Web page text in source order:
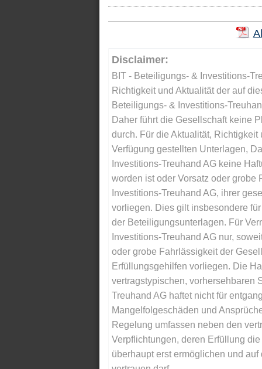
Disclaimer:
BIT - Beteiligungs- & Investitions-
Richtigkeit und Aktualität der auf
Beteiligungs- & Investitions-
Daher führt die Gesellschaft keine
durch. Für die Aktualität,
Verfügung gestellten Unterlagen,
Investitions-Treuhand AG keine
worden ist oder Vorsatz oder
Investitions-Treuhand AG, ihrer
vorliegen. Dies gilt insbesondere
der Beteiligungsunterlagen. Für
Investitions-Treuhand AG nur,
oder grobe Fahrlässigkeit der
Erfüllungsgehilfen vorliegen. Die
vertragstypischen, vorhersehbaren
Treuhand AG haftet nicht für
Mangelfolgeschäden und
Regelung umfassen neben den
Verpflichtungen, deren Erfüllung
überhaupt erst ermöglichen und